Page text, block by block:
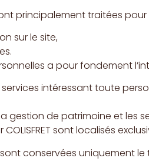
principalement traitées pour
sur le site,
a pour fondement
intéressant toute
gestion de patrimoine et les
sont localisés
conservées uniquement